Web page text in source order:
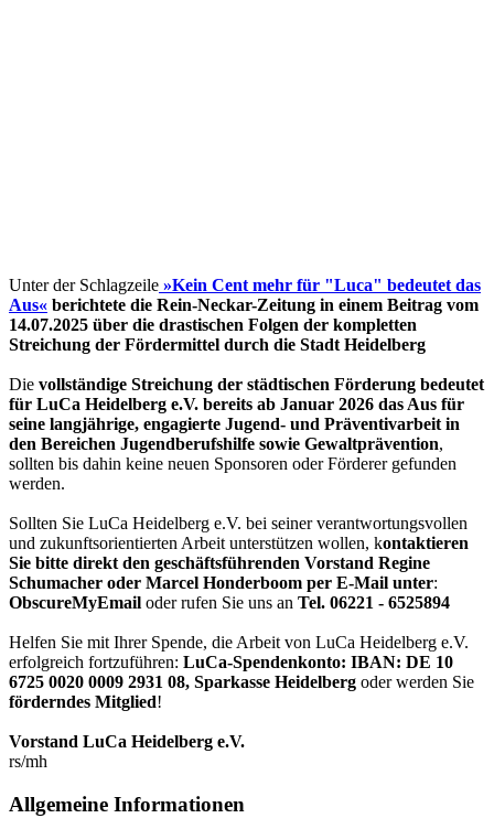
Unter der Schlagzeile »Kein Cent mehr für "Luca" bedeutet das
Aus« berichtete die Rein-Neckar-Zeitung in einem Beitrag vom
14.07.2025 über die drastischen Folgen der kompletten
Streichung der Fördermittel durch die Stadt Heidelberg
Die vollständige Streichung der städtischen Förderung bedeutet
für LuCa Heidelberg e.V. bereits ab Januar 2026 das Aus für
seine langjährige, engagierte Jugend- und Präventivarbeit in
den Bereichen Jugendberufshilfe sowie Gewaltprävention,
sollten bis dahin keine neuen Sponsoren oder Förderer gefunden
werden.
Sollten Sie LuCa Heidelberg e.V. bei seiner verantwortungsvollen
und zukunftsorientierten Arbeit unterstützen wollen, kontaktieren
Sie bitte direkt den geschäftsführenden Vorstand Regine
Schumacher oder Marcel Honderboom per E-Mail unter:
ObscureMyEmail oder rufen Sie uns an Tel. 06221 - 6525894
Helfen Sie mit Ihrer Spende, die Arbeit von LuCa Heidelberg e.V.
erfolgreich fortzuführen: LuCa-Spendenkonto: IBAN: DE 10
6725 0020 0009 2931 08, Sparkasse Heidelberg oder werden Sie
förderndes Mitglied!
Vorstand LuCa Heidelberg e.V.
rs/mh
Allgemeine Informationen